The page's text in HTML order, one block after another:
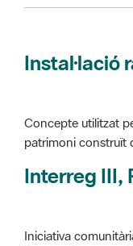
Instal·lació
Concepte utilitzat
patrimoni construït
Interreg III,
Iniciativa